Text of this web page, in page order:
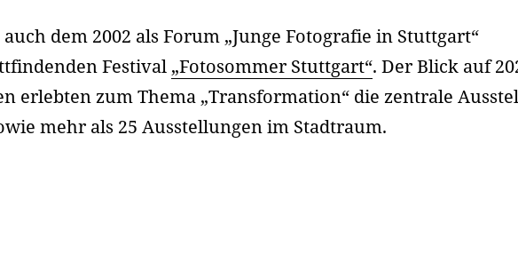
dem 2002 als Forum „Junge Fotografie in Stuttgart“
Festival „Fotosommer Stuttgart“. Der Blick auf
erlebten zum Thema „Transformation“ die zentrale
mehr als 25 Ausstellungen im Stadtraum.